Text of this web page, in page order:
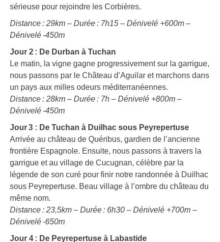
sérieuse pour rejoindre les Corbières.
Distance : 29km – Durée : 7h15 – Dénivelé +600m –
Dénivelé -450m
Jour 2 : De Durban à Tuchan
Le matin, la vigne gagne progressivement sur la garrigue,
nous passons par le Château d’Aguilar et marchons dans
un pays aux milles odeurs méditerranéennes.
Distance : 28km – Durée : 7h – Dénivelé +800m –
Dénivelé -450m
Jour 3 : De Tuchan à Duilhac sous Peyrepertuse
Arrivée au château de Quéribus, gardien de l’ancienne
frontière Espagnole. Ensuite, nous passons à travers la
garrigue et au village de Cucugnan, célèbre par la
légende de son curé pour finir notre randonnée à Duilhac
sous Peyrepertuse. Beau village à l’ombre du château du
même nom.
Distance : 23,5km – Durée : 6h30 – Dénivelé +700m –
Dénivelé -650m
Jour 4 : De Peyrepertuse à Labastide